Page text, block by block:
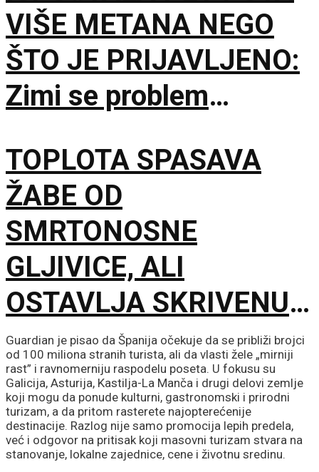
VIŠE METANA NEGO
ŠTO JE PRIJAVLJENO:
Zimi se problem
TOPLOTA SPASAVA
ŽABE OD
SMRTONOSNE
GLJIVICE, ALI
OSTAVLJA SKRIVENU
POSLEDICU: Mužjaci
mesecima proizvode
manje sperme
Guardian je pisao da Španija očekuje da se približi brojci
od 100 miliona stranih turista, ali da vlasti žele „mirniji
rast” i ravnomerniju raspodelu poseta. U fokusu su
Galicija, Asturija, Kastilja-La Manča i drugi delovi zemlje
koji mogu da ponude kulturni, gastronomski i prirodni
turizam, a da pritom rasterete najopterećenije
destinacije. Razlog nije samo promocija lepih predela,
već i odgovor na pritisak koji masovni turizam stvara na
stanovanje, lokalne zajednice, cene i životnu sredinu.